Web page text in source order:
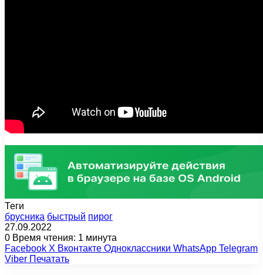
Теги
брусника быстрый пирог
27.09.2022
0 Время чтения: 1 минута
Facebook X Вконтакте Одноклассники WhatsApp Telegram
Viber Печатать